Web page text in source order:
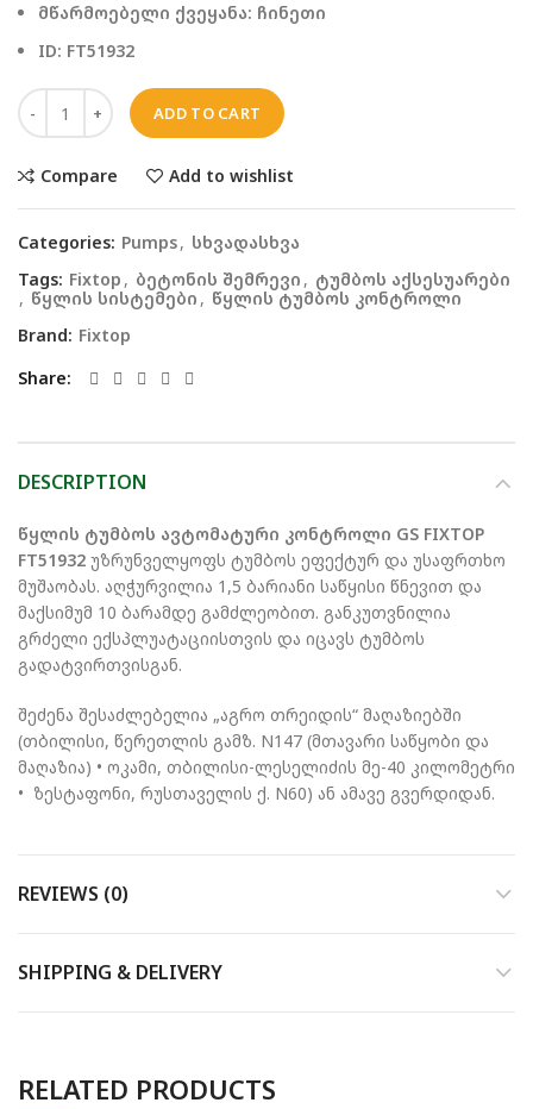
მწარმოებელი ქვეყანა: ჩინეთი
ID: FT51932
ADD TO CART
Compare Add to wishlist
Categories: Pumps, სხვადასხვა
Tags: Fixtop , ბეტონის შემრევი , ტუმბოს აქსესუარები
, წყლის სისტემები , წყლის ტუმბოს კონტროლი
Brand: Fixtop
Share
DESCRIPTION
წყლის ტუმბოს ავტომატური კონტროლი GS FIXTOP
FT51932 უზრუნველყოფს ტუმბოს ეფექტურ და უსაფრთხო
მუშაობას. აღჭურვილია 1,5 ბარიანი საწყისი წნევით და
მაქსიმუმ 10 ბარამდე გამძლეობით. განკუთვნილია
გრძელი ექსპლუატაციისთვის და იცავს ტუმბოს
გადატვირთვისგან.
შეძენა შესაძლებელია „აგრო თრეიდის“ მაღაზიებში
(თბილისი, წერეთლის გამზ. N147 (მთავარი საწყობი და
მაღაზია) • ოკამი, თბილისი-ლესელიძის მე-40 კილომეტრი
• ზესტაფონი, რუსთაველის ქ. N60) ან ამავე გვერდიდან.
REVIEWS (0)
SHIPPING & DELIVERY
RELATED PRODUCTS